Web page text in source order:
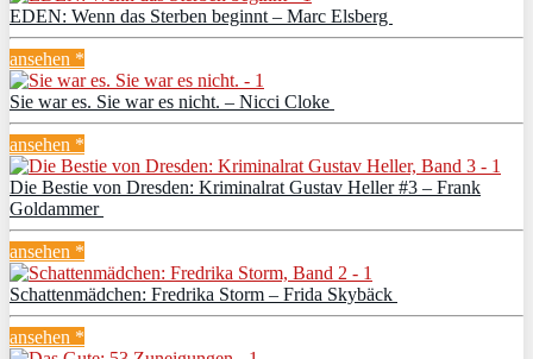
EDEN: Wenn das Sterben beginnt – Marc Elsberg
ansehen *
Sie war es. Sie war es nicht. – Nicci Cloke
ansehen *
Die Bestie von Dresden: Kriminalrat Gustav Heller #3 – Frank
Goldammer
ansehen *
Schattenmädchen: Fredrika Storm – Frida Skybäck
ansehen *